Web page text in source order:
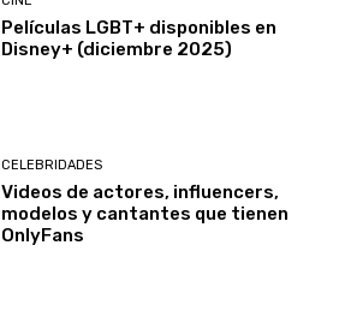
Películas LGBT+ disponibles en
Disney+ (diciembre 2025)
CELEBRIDADES
Videos de actores, influencers,
modelos y cantantes que tienen
OnlyFans